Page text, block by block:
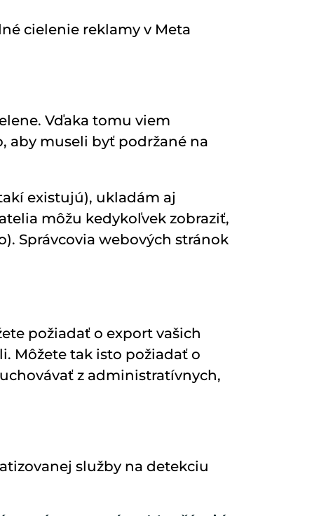
cielenie reklamy v Meta
Vďaka tomu viem
aby museli byť podržané na
existujú), ukladám aj
môžu kedykoľvek zobraziť,
Správcovia webových stránok
požiadať o export vašich
Môžete tak isto požiadať o
z administratívnych,
služby na detekciu